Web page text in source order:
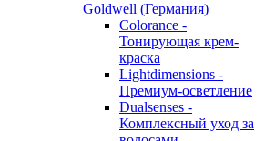
Goldwell (Германия)
Colorance -
Тонирующая крем-
краска
Lightdimensions -
Премиум-осветление
Dualsenses -
Комплексный уход за